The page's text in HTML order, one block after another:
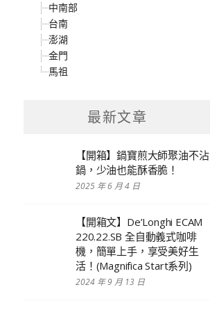
中南部
台南
澎湖
金門
馬祖
最新文章
【開箱】鍋寶煎大師聚油不沾
鍋，少油也能酥香脆！
2025 年 6 月 4 日
【開箱文】De’Longhi ECAM
220.22.SB 全自動義式咖啡
機，簡單上手，享受美好生
活！(Magnifica Start系列)
2024 年 9 月 13 日